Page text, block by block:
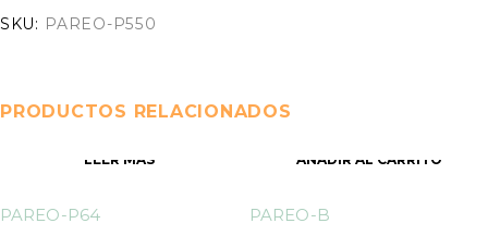
SKU: PAREO-P550
PRODUCTOS RELACIONADOS
LEER MÁS
PAREO-P64
AÑADIR AL CARRITO
PAREO-B